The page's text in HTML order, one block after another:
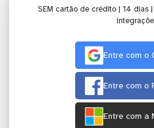
SEM cartão de crédito | 14 dias
Entre com o
Entre com o
Entre com a